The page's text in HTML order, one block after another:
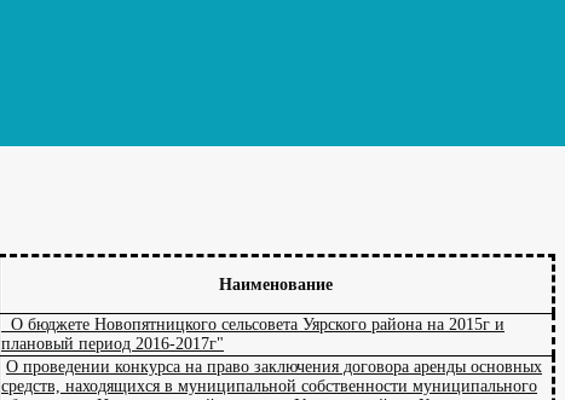
Наименование
О бюджете Новопятницкого сельсовета Уярского района на 2015г и
плановый период 2016-2017г"
О проведении конкурса на право заключения договора аренды основных
средств, находящихся в муниципальной собственности муниципального